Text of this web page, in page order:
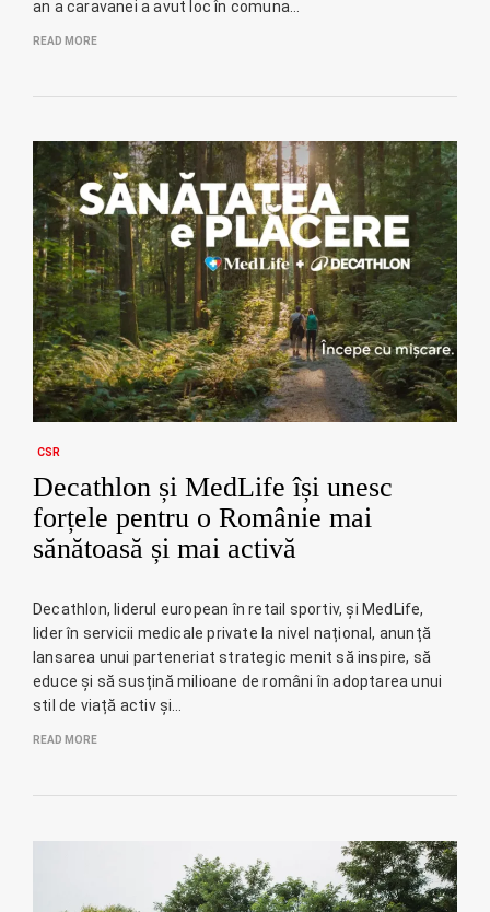
an a caravanei a avut loc în comuna…
READ MORE
CSR
Decathlon și MedLife își unesc
forțele pentru o Românie mai
sănătoasă și mai activă
Decathlon, liderul european în retail sportiv, și MedLife,
lider în servicii medicale private la nivel național, anunță
lansarea unui parteneriat strategic menit să inspire, să
educe și să susțină milioane de români în adoptarea unui
stil de viață activ și…
READ MORE